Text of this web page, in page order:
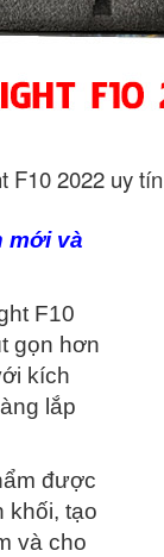
F10 2022 uy
mới và
F10
gọn hơn
kích
lắp
được
khối, tạo
và cho